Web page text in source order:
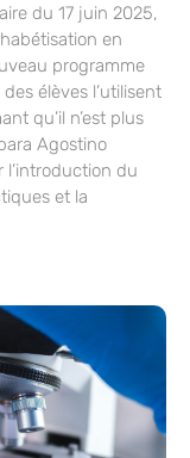
du 17 juin 2025,
en
programme
élèves l’utilisent
qu’il n’est plus
Agostino
l’introduction du
et la